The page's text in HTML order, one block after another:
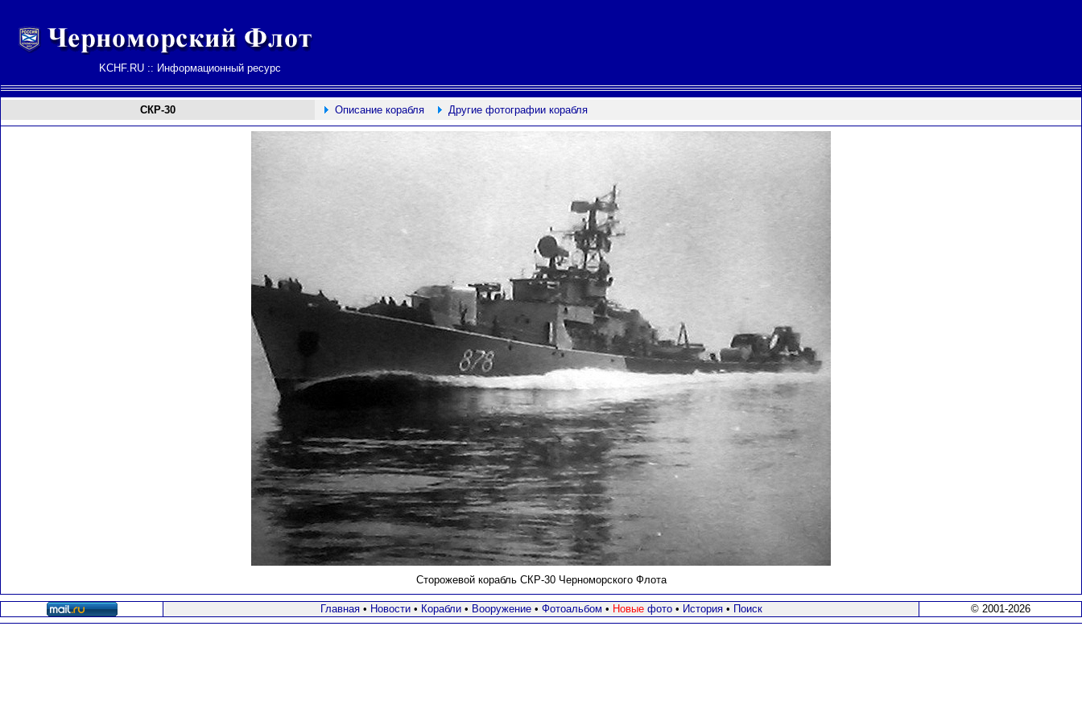
KCHF.RU :: Информационный ресурс
СКР-30 Описание корабля Другие фотографии корабля
Сторожевой корабль СКР-30 Черноморского Флота
Главная• Новости• Корабли• Вооружение • Фотоальбом • Новыефото • История• Поиск © 2001-2026